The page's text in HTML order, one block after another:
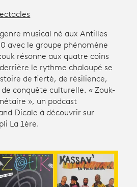
genre musical né aux Antilles
avec le groupe phénomène
résonne aux quatre coins
le rythme chaloupé se
de fierté, de résilience,
conquête culturelle. « Zouk-
», un podcast
Dicale à découvrir sur
La 1ère.